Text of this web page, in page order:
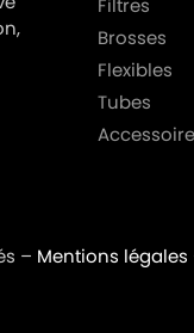
Filtres
Brosses
Flexibles
Tubes
– Mentions légales